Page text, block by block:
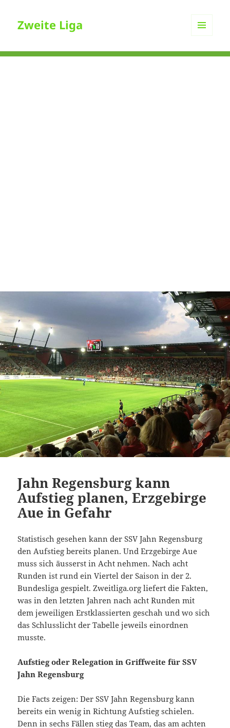
Zweite Liga
WIDGETS
Jahn Regensburg kann
Aufstieg planen, Erzgebirge
Aue in Gefahr
Statistisch gesehen kann der SSV Jahn Regensburg
den Aufstieg bereits planen. Und Erzgebirge Aue
muss sich äusserst in Acht nehmen. Nach acht
Runden ist rund ein Viertel der Saison in der 2.
Bundesliga gespielt. Zweitliga.org liefert die Fakten,
was in den letzten Jahren nach acht Runden mit
dem jeweiligen Erstklassierten geschah und wo sich
das Schlusslicht der Tabelle jeweils einordnen
musste.
Aufstieg oder Relegation in Griffweite für SSV
Jahn Regensburg
Die Facts zeigen: Der SSV Jahn Regensburg kann
bereits ein wenig in Richtung Aufstieg schielen.
Denn in sechs Fällen stieg das Team, das am achten